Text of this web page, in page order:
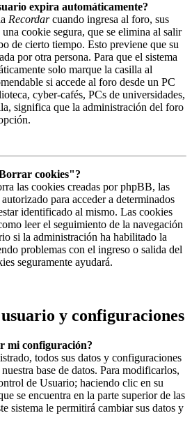
expira automáticamente?
Recordarcuando ingresa al foro, sus
una cookie segura, que se elimina al salir
de cierto tiempo. Esto previene que su
por otra persona. Para que el sistema
solo marque la casilla al
si accede al foro desde un PC
cyber-cafés, PCs de universidades,
significa que la administración del foro
cookies"?
las cookies creadas por phpBB, las
para acceder a determinados
identificado al mismo. Las cookies
leer el seguimiento de la navegación
si la administración ha habilitado la
problemas con el ingreso o salida del
seguramente ayudará.
y configuraciones
mi configuración?
todos sus datos y configuraciones
base de datos. Para modificarlos,
de Usuario; haciendo clic en su
se encuentra en la parte superior de las
sistema le permitirá cambiar sus datos y